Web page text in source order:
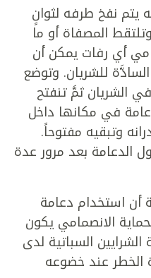
يتم نفخ طرفه لثوانٍ
المصفاة أو ما
أي رفات يمكن أن
للشريان. وتوضع
الشريان ثمَّ تنفتح
في مكانها داخل
وتبقيه مفتوحاً.
الدعامة بعد مرور عدة
أن استخدام دعامة
الانصمامي يكون
السباتية لدى
الخطر عند خضوعه